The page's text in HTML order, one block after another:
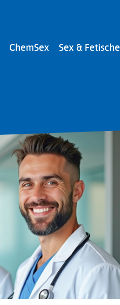
ChemSex Sex & Fetische